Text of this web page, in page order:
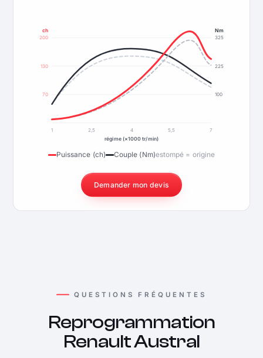
70
130
200
100
225
325
ch Nm
1 2,5 4 5,5
7
régime (×1000 tr/min)
Puissance (ch) Couple (Nm)estompé = origine
Demander mon devis
QUESTIONS FRÉQUENTES
Reprogrammation
Renault Austral